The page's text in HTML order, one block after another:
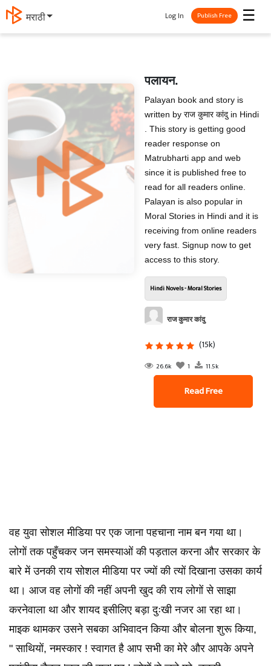
मराठी ☰
Log In Publish Free
पलायन.
Palayan book and story is
written by राज कुमार कांदु in Hindi
. This story is getting good
reader response on
Matrubharti app and web
since it is published free to
read for all readers online.
Palayan is also popular in
Moral Stories in Hindi and it is
receiving from online readers
very fast. Signup now to get
access to this story.
Hindi Novels - Moral Stories
राज कुमार कांदु
(15k)
26.6k 1 11.5k
Read Free
वह युवा सोशल मीडिया पर एक जाना पहचाना नाम बन गया था।
लोगों तक पहुँचकर जन समस्याओं की पड़ताल करना और सरकार के
बारे में उनकी राय सोशल मीडिया पर ज्यों की त्यों दिखाना उसका कार्य
था। आज वह लोगों की नहीं अपनी खुद की राय लोगों से साझा
करनेवाला था और शायद इसीलिए बड़ा दुःखी नजर आ रहा था।
माइक थामकर उसने सबका अभिवादन किया और बोलना शुरू किया,
" साथियों, नमस्कार ! स्वागत है आप सभी का मेरे और आपके अपने